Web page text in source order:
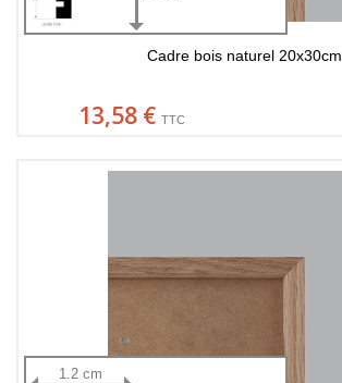
Cadre bois naturel 20x30cm
13,58 € TTC
1.2 cm